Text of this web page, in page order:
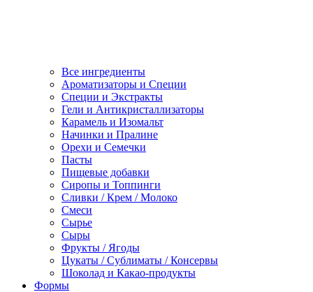
Все ингредиенты
Ароматизаторы и Специи
Специи и Экстракты
Гели и Антикристаллизаторы
Карамель и Изомальт
Начинки и Пралине
Орехи и Семечки
Пасты
Пищевые добавки
Сиропы и Топпинги
Сливки / Крем / Молоко
Смеси
Сырье
Сыры
Фрукты / Ягоды
Цукаты / Сублиматы / Консервы
Шоколад и Какао-продукты
Формы